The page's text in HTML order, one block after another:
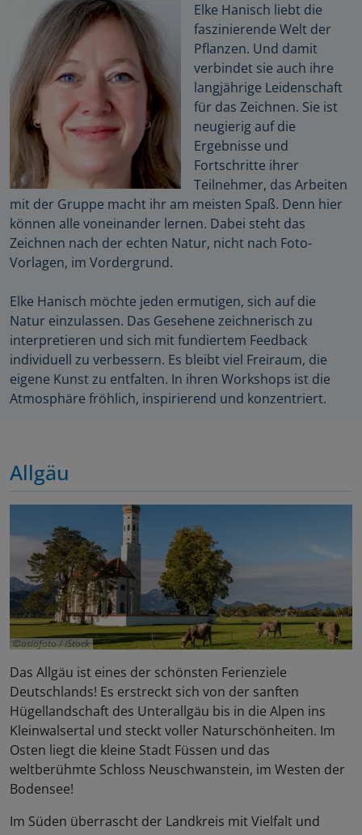
Elke Hanisch liebt die
faszinierende Welt der
Pflanzen. Und damit
verbindet sie auch ihre
langjährige Leidenschaft
für das Zeichnen. Sie ist
neugierig auf die
Ergebnisse und
Fortschritte ihrer
Teilnehmer, das Arbeiten
mit der Gruppe macht ihr am meisten Spaß. Denn hier
können alle voneinander lernen. Dabei steht das
Zeichnen nach der echten Natur, nicht nach Foto-
Vorlagen, im Vordergrund.
Elke Hanisch möchte jeden ermutigen, sich auf die
Natur einzulassen. Das Gesehene zeichnerisch zu
interpretieren und sich mit fundiertem Feedback
individuell zu verbessern. Es bleibt viel Freiraum, die
eigene Kunst zu entfalten. In ihren Workshops ist die
Atmosphäre fröhlich, inspirierend und konzentriert.
Allgäu
asiafoto / iStock
Das Allgäu ist eines der schönsten Ferienziele
Deutschlands! Es erstreckt sich von der sanften
Hügellandschaft des Unterallgäu bis in die Alpen ins
Kleinwalsertal und steckt voller Naturschönheiten. Im
Osten liegt die kleine Stadt Füssen und das
weltberühmte Schloss Neuschwanstein, im Westen der
Bodensee!
Im Süden überrascht der Landkreis mit Vielfalt und